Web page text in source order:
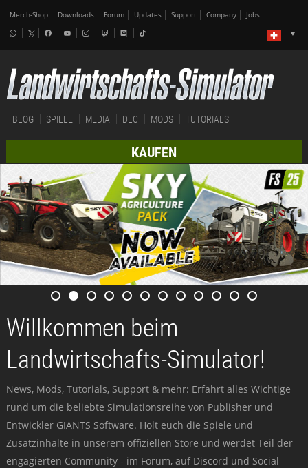
Merch-Shop Downloads Forum Updates Support Company Jobs
BLOG SPIELE MEDIA DLC MODS TUTORIALS
KAUFEN
Willkommen beim
Landwirtschafts-Simulator!
News, Mods, Tutorials, Support & mehr: Erfahrt alles Wichtige
rund um die beliebte Simulationsreihe von Publisher und
Entwickler GIANTS Software. Holt euch die Spiele und
Zusatzinhalte in unserem offiziellen Store und werdet Teil der
engagierten Community - im Forum, auf Discord und Social